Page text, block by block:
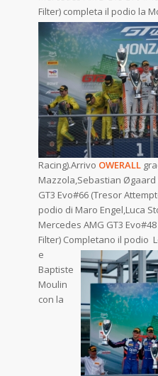
Filter) completa il podio la
Racing).Arrivo OWERALL
Mazzola,Sebastian Øgaard
GT3 Evo#66 (Tresor
podio di Maro Engel,Luca
Mercedes AMG GT3
Filter) Completano il podio
e
Baptiste
Moulin
con la